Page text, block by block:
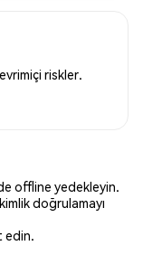
riskler.
offline yedekleyin.
doğrulamayı
edin.